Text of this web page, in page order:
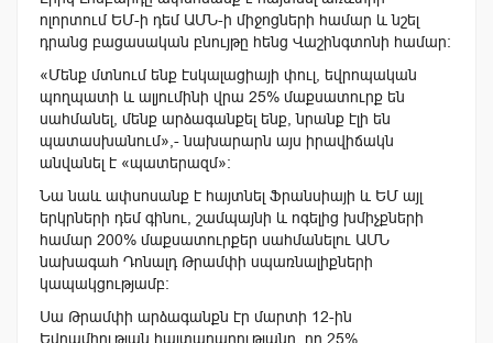
ոլորտում ԵՄ-ի դեմ ԱՄՆ-ի միջոցների համար և նշել
դրանց բացասական բնույթը հենց Վաշինգտոնի համար։
«Մենք մտնում ենք էսկալացիայի փուլ, եվրոպական
պողպատի և ալյումինի վրա 25% մաքսատուրք են
սահմանել, մենք արձագանքել ենք, նրանք էլի են
պատասխանում»,- նախարարն այս իրավիճակն
անվանել է «պատերազմ»։
Նա նաև ափսոսանք է հայտնել Ֆրանսիայի և ԵՄ այլ
երկրների դեմ գինու, շամպայնի և ոգելից խմիչքների
համար 200% մաքսատուրքեր սահմանելու ԱՄՆ
նախագահ Դոնալդ Թրամփի սպառնալիքների
կապակցությամբ։
Սա Թրամփի արձագանքն էր մարտի 12-ին
Եվրամիության հայտարարությանը, որ 25%